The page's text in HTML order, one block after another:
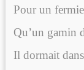
Pour un
Qu’un gamin
Il dormait